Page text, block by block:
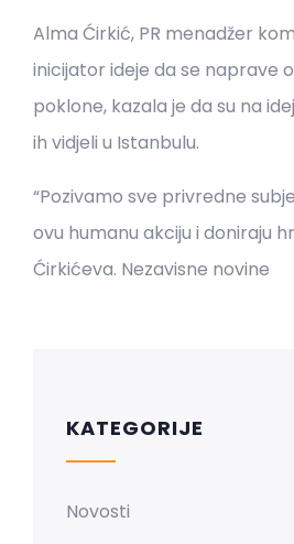
Alma Ćirkić, PR menadžer
inicijator ideje da se naprave
poklone, kazala je da su na
ih vidjeli u Istanbulu.
“Pozivamo sve privredne
ovu humanu akciju i doniraju
Ćirkićeva. Nezavisne novine
KATEGORIJE
Novosti